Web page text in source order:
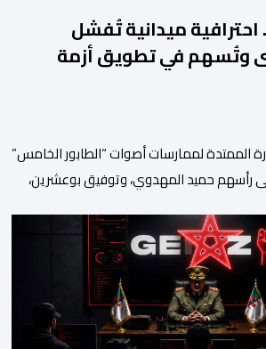
احترافية ميدانية تُفشل
وتُسهم في تطويق أزمة
الممتدة لممارسات أصوات “الطابور الخامس”
رأسهم حميد المهدوي، وتوفيق بوعشرين،
ومقتضيات القانون الجنائي، عبر الاستغلال
المواطنين وتوظيف انفعالاتهم لخدمة
الوطن. وجاء بوح “أبو وائل الريفي” هذا
[…]